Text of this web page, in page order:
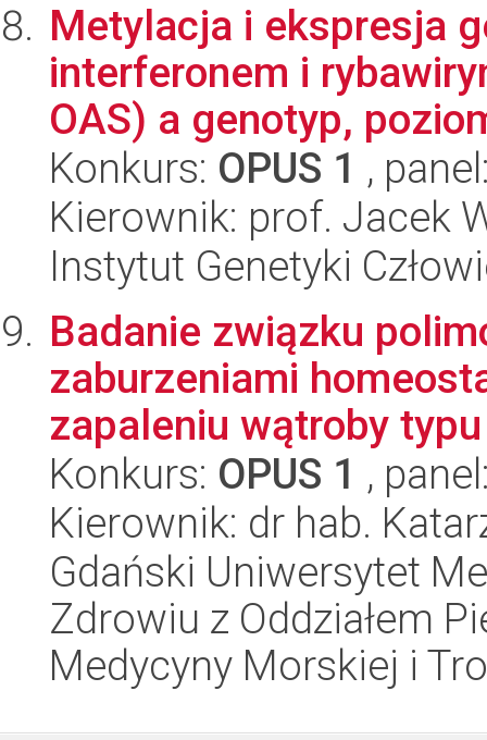
Metylacja i ekspresja
interferonem i
OAS) a genotyp,
Konkurs: OPUS 1 ,
Kierownik: prof. Jacek
Instytut Genetyki
Badanie związku
zaburzeniami
zapaleniu wątroby
Konkurs: OPUS 1 ,
Kierownik: dr hab.
Gdański Uniwersytet
Zdrowiu z Oddziałem
Medycyny Morskiej i